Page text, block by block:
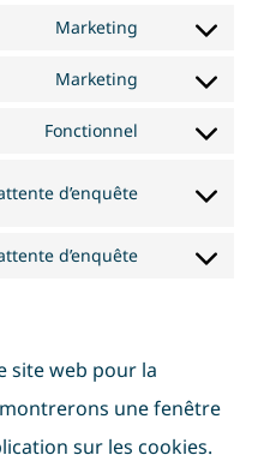
recaptcha
wordpress
flow-
Marketing
Consent
service
fonts
Marketing
Consent
maps
Fonctionnel
Consent
complianz
d’enquête
Consent
security
d’enquête
Consent
site web pour la
une fenêtre
sur les cookies.